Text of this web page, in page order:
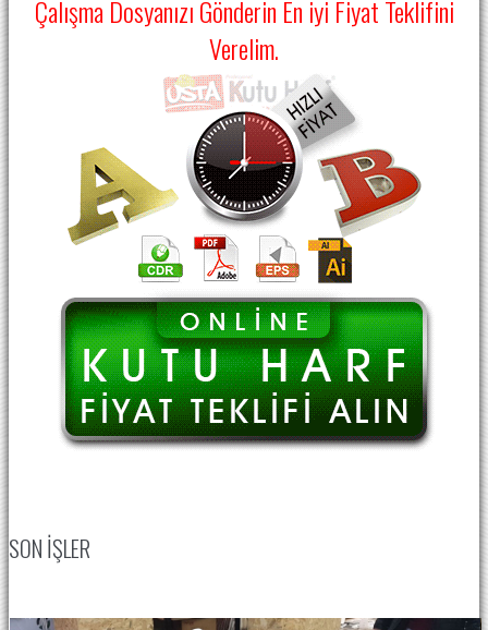
Çalışma Dosyanızı Gönderin En iyi Fiyat Teklifini
Verelim.
SON IŞLER